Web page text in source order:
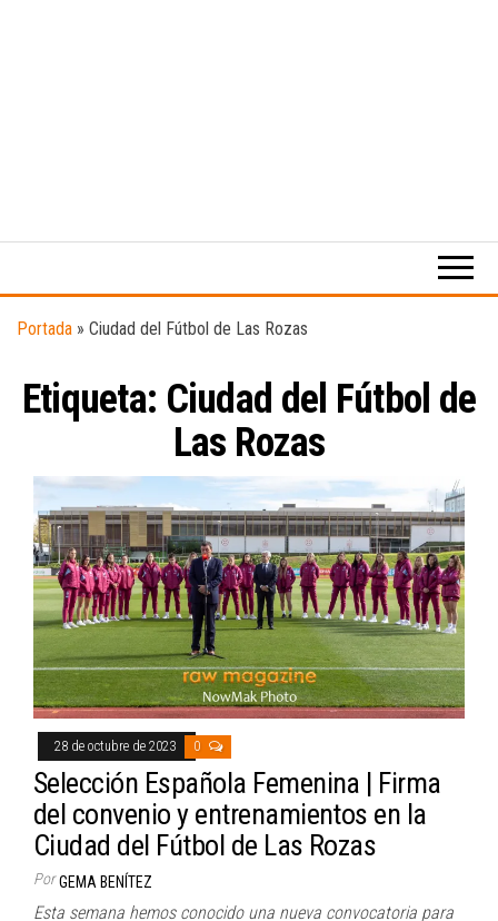
digital
el
música.
Portada » Ciudad del Fútbol de Las Rozas
Etiqueta: Ciudad del Fútbol de
Las Rozas
28 de octubre de 2023 0
Selección Española Femenina | Firma
del convenio y entrenamientos en la
Ciudad del Fútbol de Las Rozas
Por GEMA BENÍTEZ
Esta semana hemos conocido una nueva convocatoria para